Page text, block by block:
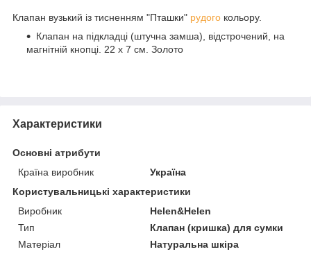
Клапан вузький із тисненням "Пташки" рудого кольору.
Клапан на підкладці (штучна замша), відстрочений, на
магнітній кнопці. 22 х 7 см. Золото
Характеристики
Основні атрибути
Країна виробник
Україна
Користувальницькі характеристики
Виробник
Helen&Helen
Тип
Клапан (кришка) для сумки
Матеріал
Натуральна шкіра